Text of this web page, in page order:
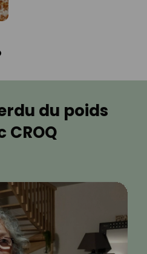
du poids
CROQ